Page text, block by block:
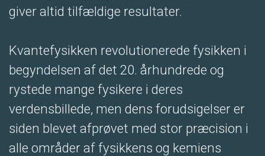
giver altid tilfældige resultater.
Kvantefysikken revolutionerede fysikken i
begyndelsen af det 20. århundrede og
rystede mange fysikere i deres
verdensbillede, men dens forudsigelser er
siden blevet afprøvet med stor præcision i
alle områder af fysikkens og kemiens